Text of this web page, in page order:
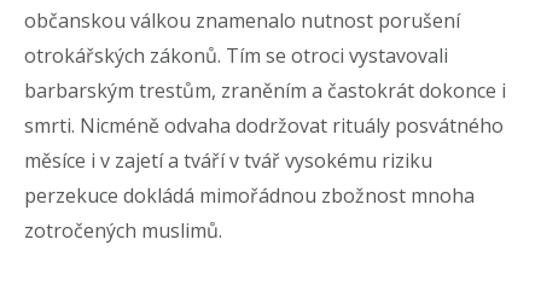
občanskou válkou znamenalo nutnost porušení
otrokářských zákonů. Tím se otroci vystavovali
barbarským trestům, zraněním a častokrát dokonce i
smrti. Nicméně odvaha dodržovat rituály posvátného
měsíce i v zajetí a tváří v tvář vysokému riziku
perzekuce dokládá mimořádnou zbožnost mnoha
zotročených muslimů.